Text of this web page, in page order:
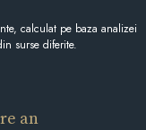
calculat pe baza analizei
surse diferite.
an